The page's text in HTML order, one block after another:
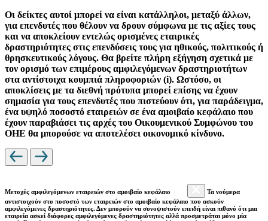
Οι δείκτες αυτοί μπορεί να είναι κατάλληλοι, μεταξύ άλλων,
για επενδυτές που θέλουν να δρουν σύμφωνα με τις αξίες τους
και να αποκλείουν εντελώς ορισμένες εταιρικές
δραστηριότητες στις επενδύσεις τους για ηθικούς, πολιτικούς ή
θρησκευτικούς λόγους. Θα βρείτε πλήρη εξήγηση σχετικά με
τον ορισμό των επιμέρους αμφιλεγόμενων δραστηριοτήτων
στα αντίστοιχα κουμπιά πληροφοριών (i). Ωστόσο, οι
αποκλίσεις με τα διεθνή πρότυπα μπορεί επίσης να έχουν
σημασία για τους επενδυτές που πιστεύουν ότι, για παράδειγμα,
ένα υψηλό ποσοστό εταιρειών σε ένα αμοιβαίο κεφάλαιο που
έχουν παραβιάσει τις αρχές του Οικουμενικού Συμφώνου του
ΟΗΕ θα μπορούσε να αποτελέσει οικονομικό κίνδυνο.
Μετοχές αμφιλεγόμενων εταιρειών στο αμοιβαίο κεφάλαιο
Τα νούμερα
αντιστοιχούν στο ποσοστό των εταιρειών στο αμοιβαίο κεφάλαιο που ασκούν
αμφιλεγόμενες δραστηριότητες. Δεν μπορούν να συνοψιστούν επειδή είναι πιθανό ότι μια
εταιρεία ασκεί διάφορες αμφιλεγόμενες δραστηριότητες αλλά προσμετράται μόνο μία